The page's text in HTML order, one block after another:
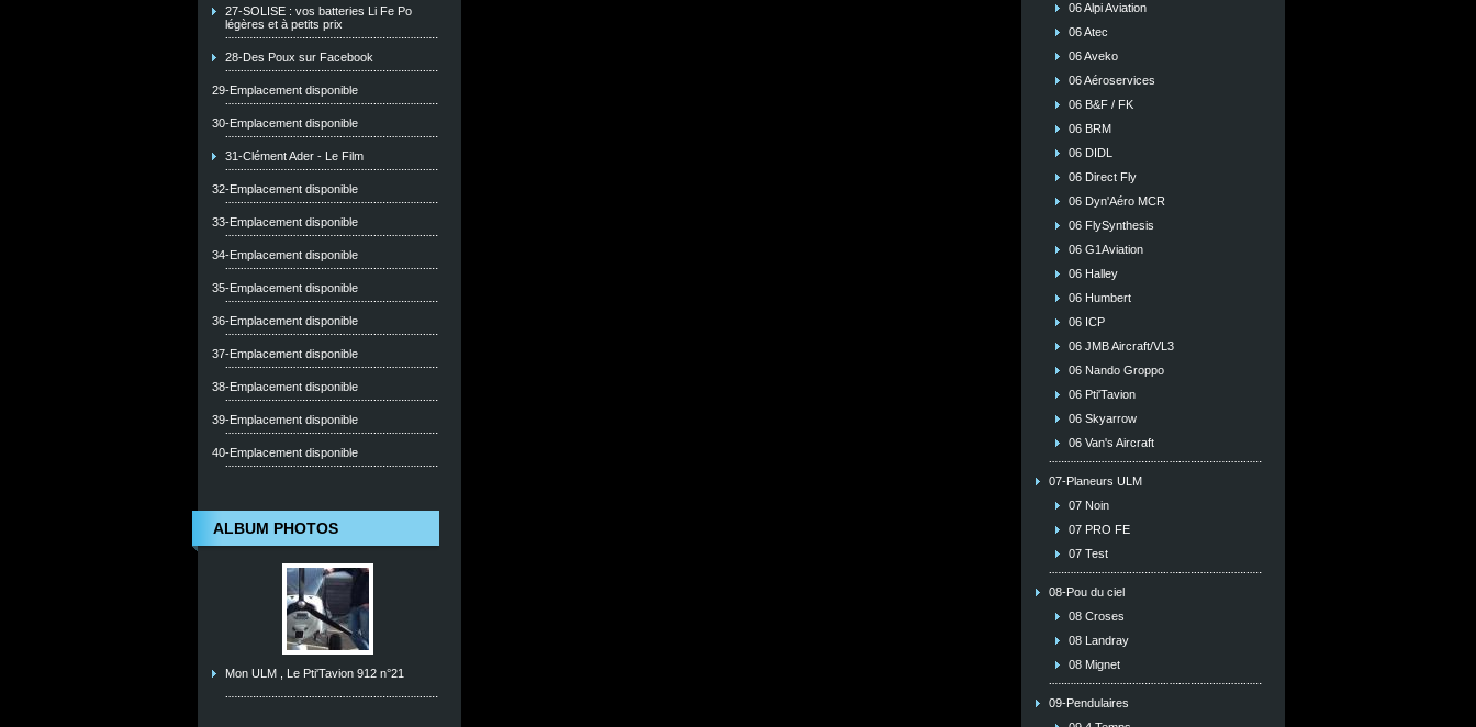
27-SOLISE : vos batteries Li Fe Po
légères et à petits prix
28-Des Poux sur Facebook
29-Emplacement disponible
30-Emplacement disponible
31-Clément Ader - Le Film
32-Emplacement disponible
33-Emplacement disponible
34-Emplacement disponible
35-Emplacement disponible
36-Emplacement disponible
37-Emplacement disponible
38-Emplacement disponible
39-Emplacement disponible
40-Emplacement disponible
ALBUM PHOTOS
Mon ULM , Le Pti'Tavion 912 n°21
06 Alpi Aviation
06 Atec
06 Aveko
06 Aéroservices
06 B&F / FK
06 BRM
06 DIDL
06 Direct Fly
06 Dyn'Aéro MCR
06 FlySynthesis
06 G1Aviation
06 Halley
06 Humbert
06 ICP
06 JMB Aircraft/VL3
06 Nando Groppo
06 Pti'Tavion
06 Skyarrow
06 Van's Aircraft
07-Planeurs ULM
07 Noin
07 PRO FE
07 Test
08-Pou du ciel
08 Croses
08 Landray
08 Mignet
09-Pendulaires